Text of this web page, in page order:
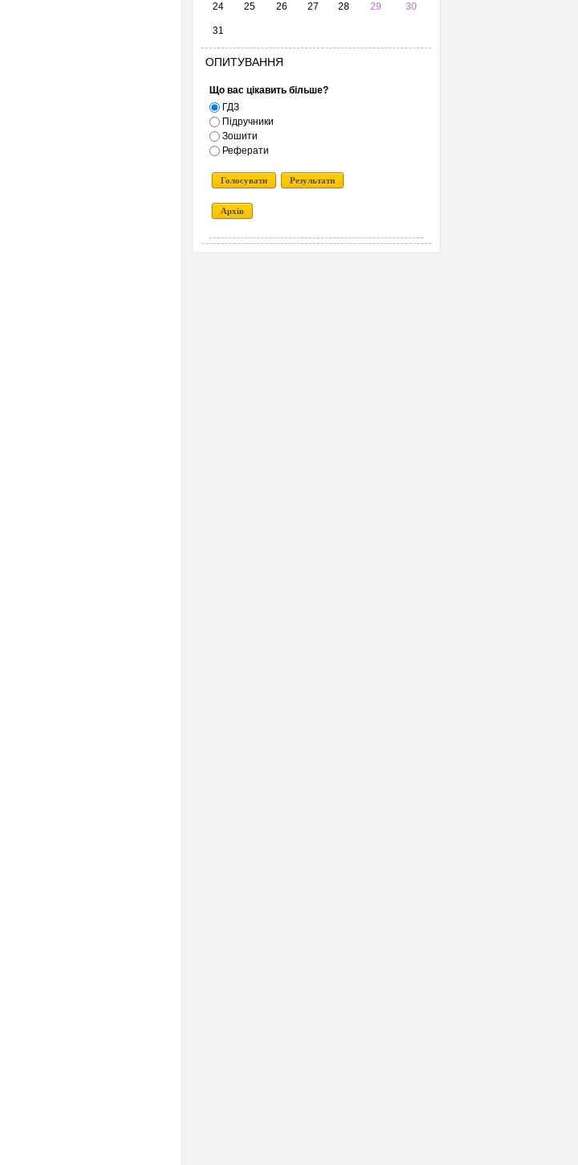
24 25 26 27 28 29 30
31
ОПИТУВАННЯ
Що вас цікавить більше?
ГДЗ
Підручники
Зошити
Реферати
Голосувати Результати
Архів